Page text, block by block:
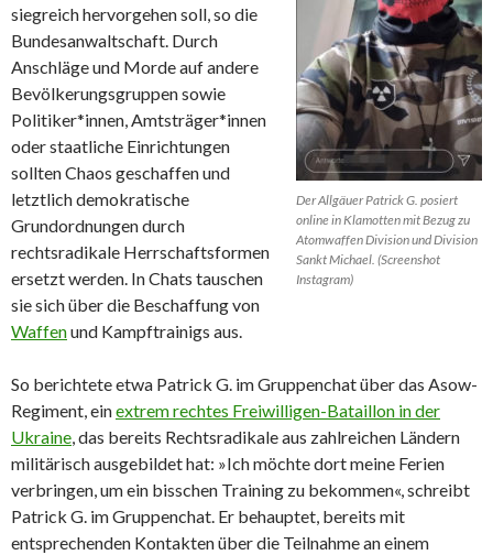
Der Allgäuer Patrick G. posiert
online in Klamotten mit Bezug zu
Atomwaffen Division und Division
Sankt Michael. (Screenshot
Instagram)
siegreich hervorgehen soll, so die
Bundesanwaltschaft. Durch
Anschläge und Morde auf andere
Bevölkerungsgruppen sowie
Politiker*innen, Amtsträger*innen
oder staatliche Einrichtungen
sollten Chaos geschaffen und
letztlich demokratische
Grundordnungen durch
rechtsradikale Herrschaftsformen
ersetzt werden. In Chats tauschen
sie sich über die Beschaffung von
Waffenund Kampftrainigs aus.
So berichtete etwa Patrick G. im Gruppenchat über das Asow-
Regiment, einextrem rechtes Freiwilligen-Bataillon in der
Ukraine, das bereits Rechtsradikale aus zahlreichen Ländern
militärisch ausgebildet hat: »Ich möchte dort meine Ferien
verbringen, um ein bisschen Training zu bekommen«, schreibt
Patrick G. im Gruppenchat. Er behauptet, bereits mit
entsprechenden Kontakten über die Teilnahme an einem